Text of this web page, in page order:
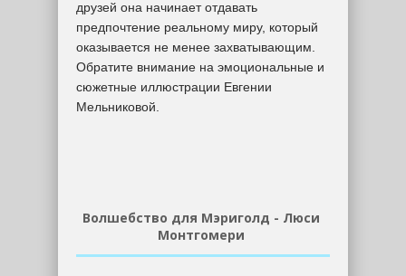
друзей она начинает отдавать
предпочтение реальному миру, который
оказывается не менее захватывающим.
Обратите внимание на эмоциональные и
сюжетные иллюстрации Евгении
Мельниковой.
Волшебство для Мэриголд - Люси
Монтгомери